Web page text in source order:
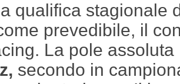
qualifica stagionale
prevedibile, il
La pole
secondo in